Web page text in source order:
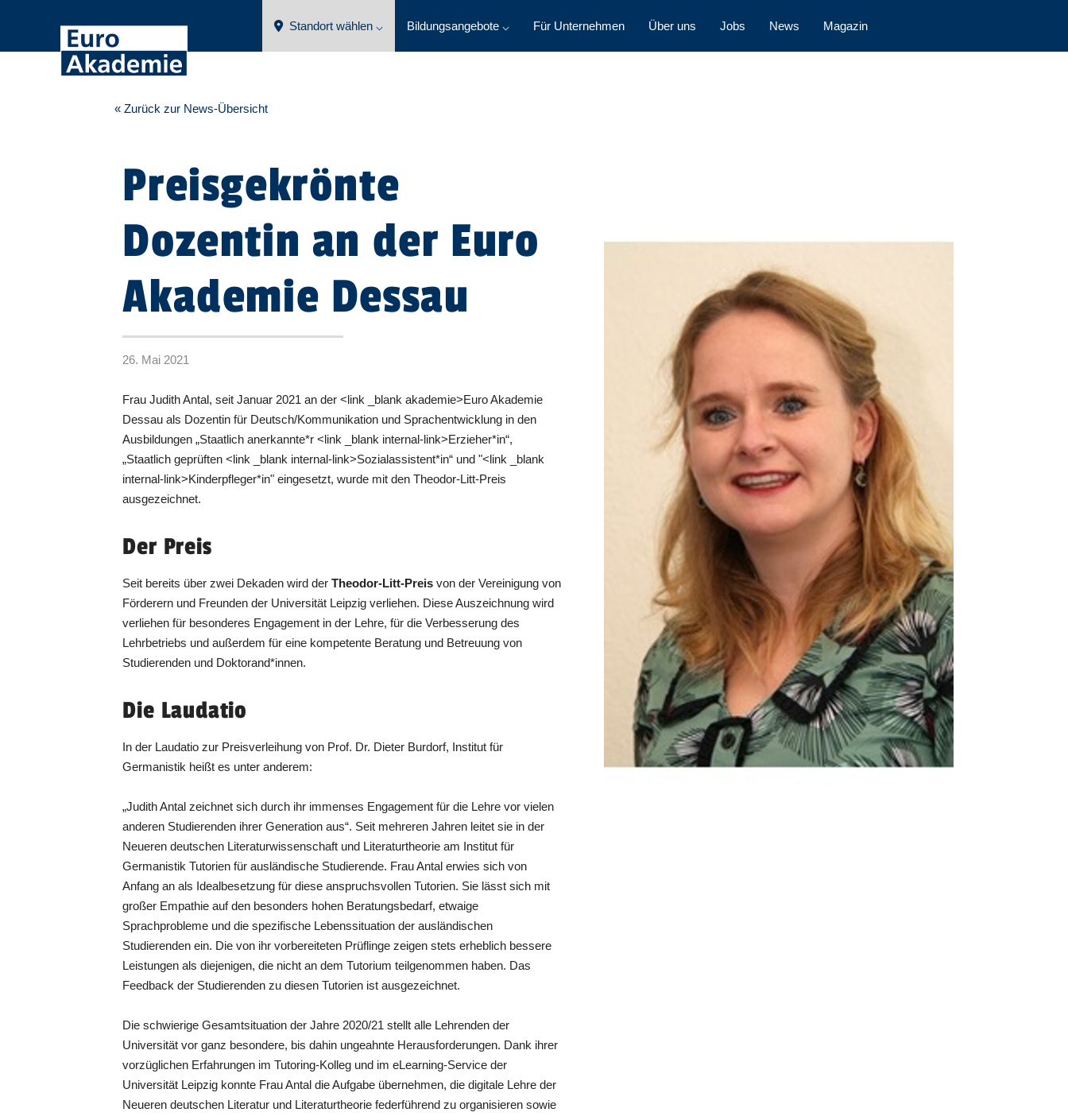
Standort wählen ⌵ Bildungsangebote ⌵ Für Unternehmen Über uns Jobs News Magazin
« Zurück zur News-Übersicht
Preisgekrönte
Dozentin an der Euro
Akademie Dessau
26. Mai 2021
Frau Judith Antal, seit Januar 2021 an der <link _blank akademie>Euro Akademie
Dessau als Dozentin für Deutsch/Kommunikation und Sprachentwicklung in den
Ausbildungen „Staatlich anerkannte*r <link _blank internal-link>Erzieher*in“,
„Staatlich geprüften <link _blank internal-link>Sozialassistent*in“ und "<link _blank
internal-link>Kinderpfleger*in" eingesetzt, wurde mit den Theodor-Litt-Preis
ausgezeichnet.
Der Preis
Seit bereits über zwei Dekaden wird derTheodor-Litt-Preis von der Vereinigung von
Förderern und Freunden der Universität Leipzig verliehen. Diese Auszeichnung wird
verliehen für besonderes Engagement in der Lehre, für die Verbesserung des
Lehrbetriebs und außerdem für eine kompetente Beratung und Betreuung von
Studierenden und Doktorand*innen.
Die Laudatio
In der Laudatio zur Preisverleihung von Prof. Dr. Dieter Burdorf, Institut für
Germanistik heißt es unter anderem:
„Judith Antal zeichnet sich durch ihr immenses Engagement für die Lehre vor vielen
anderen Studierenden ihrer Generation aus“. Seit mehreren Jahren leitet sie in der
Neueren deutschen Literaturwissenschaft und Literaturtheorie am Institut für
Germanistik Tutorien für ausländische Studierende. Frau Antal erwies sich von
Anfang an als Idealbesetzung für diese anspruchsvollen Tutorien. Sie lässt sich mit
großer Empathie auf den besonders hohen Beratungsbedarf, etwaige
Sprachprobleme und die spezifische Lebenssituation der ausländischen
Studierenden ein. Die von ihr vorbereiteten Prüflinge zeigen stets erheblich bessere
Leistungen als diejenigen, die nicht an dem Tutorium teilgenommen haben. Das
Feedback der Studierenden zu diesen Tutorien ist ausgezeichnet.
Die schwierige Gesamtsituation der Jahre 2020/21 stellt alle Lehrenden der
Universität vor ganz besondere, bis dahin ungeahnte Herausforderungen. Dank ihrer
vorzüglichen Erfahrungen im Tutoring-Kolleg und im eLearning-Service der
Universität Leipzig konnte Frau Antal die Aufgabe übernehmen, die digitale Lehre der
Neueren deutschen Literatur und Literaturtheorie federführend zu organisieren sowie